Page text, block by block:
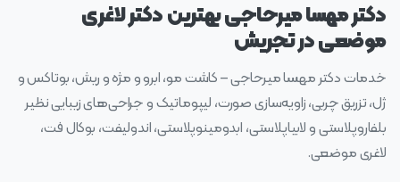
دکتر مهسا میرحاجی بهترین دکتر لاغری
موضعی در تجریش
خدمات دکتر مهسا میرحاجی – کاشت مو، ابرو و مژه و ریش، بوتاکس و
ژل، تزریق چربی، زاویه‌سازی صورت، لیپوماتیک و جراحی‌های زیبایی نظیر
بلفاروپلاستی و لابیاپلاستی، ابدومینوپلاستی، اندولیفت، بوکال فت،
لاغری موضعی.